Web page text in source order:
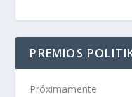
PREMIOS
Próximamente